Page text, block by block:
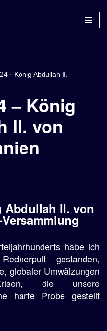
· König Abdullah II.
– König
II. von
Abdullah II. von
habe ich
gestanden,
globaler Umwälzungen
die unsere
harte Probe gestellt